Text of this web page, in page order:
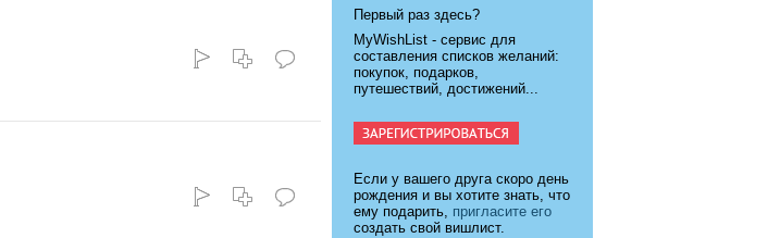
Первый раз здесь?
MyWishList - cервис для
составления списков желаний:
покупок, подарков,
путешествий, достижений...
Если у вашего друга скоро день
рождения и вы хотите знать, что
ему подарить, пригласите его
создать свой вишлист.